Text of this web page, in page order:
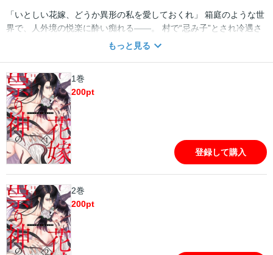
「いとしい花嫁、どうか異形の私を愛しておくれ」 箱庭のような世
界で、人外境の悦楽に酔い痴れる――。 村で“忌み子”とされ冷遇さ
れて育ったしのぶは“祟り神憑き”と恐れられる祭主家当主辰日古の
っとりと撫で上げる其れに舐られ、極限まで研ぎ澄まされる感
覚…。まだ知らぬ絶頂へと導かれていくが……。 村でもっとも不幸
な二人が手を取り合い、運命に抗う物語。
もっと見る
1巻
200pt
登録して購入
2巻
200pt